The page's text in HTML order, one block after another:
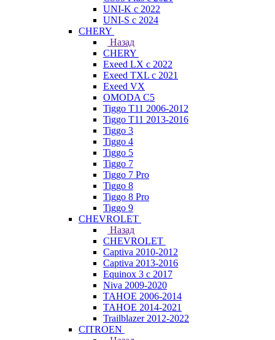
UNI-K с 2022
UNI-S с 2024
CHERY
Назад
CHERY
Exeed LX с 2022
Exeed TXL с 2021
Exeed VX
OMODA C5
Tiggo T11 2006-2012
Tiggo T11 2013-2016
Tiggo 3
Tiggo 4
Tiggo 5
Tiggo 7
Tiggo 7 Pro
Tiggo 8
Tiggo 8 Pro
Tiggo 9
CHEVROLET
Назад
CHEVROLET
Captiva 2010-2012
Captiva 2013-2016
Equinox 3 с 2017
Niva 2009-2020
TAHOE 2006-2014
TAHOE 2014-2021
Trailblazer 2012-2022
CITROEN